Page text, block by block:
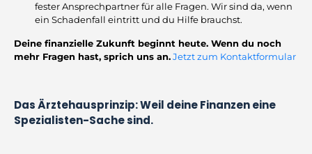
fester Ansprechpartner für alle Fragen. Wir sind da, wenn
ein Schadenfall eintritt und du Hilfe brauchst.
Deine finanzielle Zukunft beginnt heute. Wenn du noch
mehr Fragen hast, sprich uns an.Jetzt zum Kontaktformular
Das Ärztehausprinzip: Weil deine Finanzen eine
Spezialisten-Sache sind.